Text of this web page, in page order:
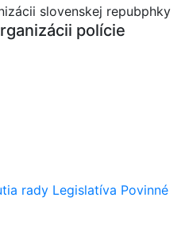
polície
rady Legislatíva Povinné